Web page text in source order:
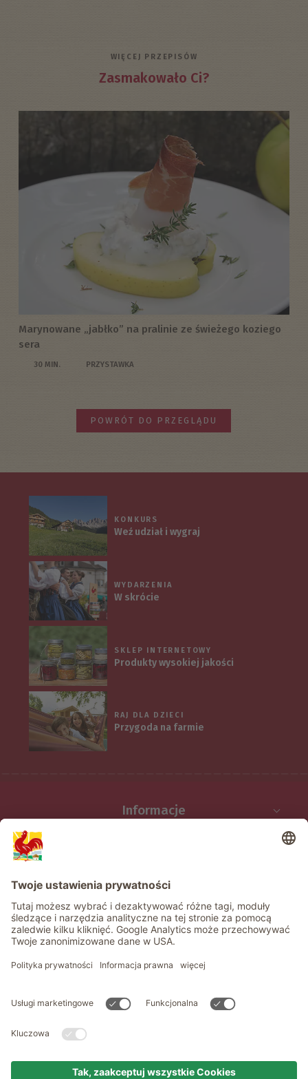
WIĘCEJ PRZEPISÓW
Zasmakowało Ci?
Marynowane „jabłko” na pralinie ze świeżego koziego
sera
30 MIN. PRZYSTAWKA
POWRÓT DO PRZEGLĄDU
KONKURS
Weź udział i wygraj
WYDARZENIA
W skrócie
SKLEP INTERNETOWY
Produkty wysokiej jakości
RAJ DLA DZIECI
Przygoda na farmie
Informacje
Prywatność
Newsletter
© Roter Hahn - Znak jakości południowotyrolskich gospodarstw .
produced by